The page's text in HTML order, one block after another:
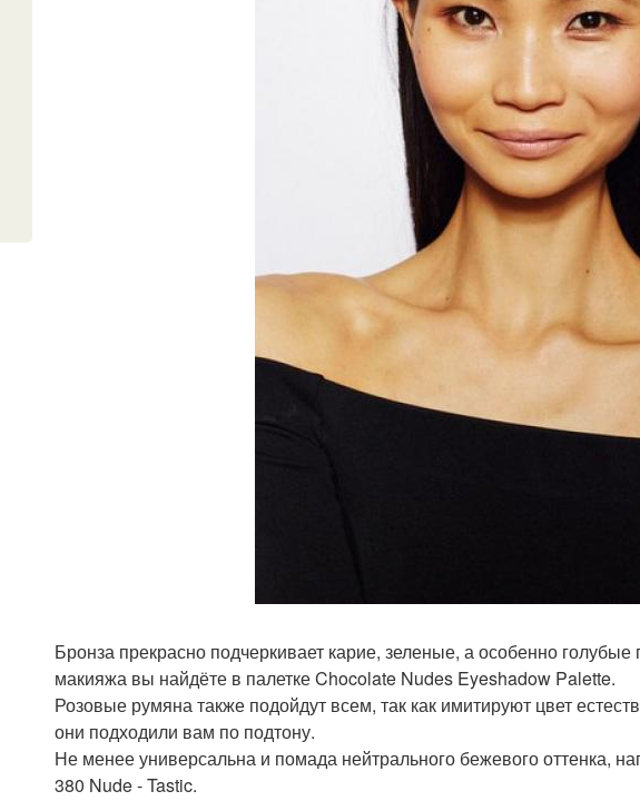
Бронза прекрасно подчеркивает карие, зеленые, а особенно голубые
макияжа вы найдёте в палетке Chocolate Nudes Eyeshadow Palette.
Розовые румяна также подойдут всем, так как имитируют цвет
они подходили вам по подтону.
Не менее универсальна и помада нейтрального бежевого оттенка,
380 Nude - Tastic.